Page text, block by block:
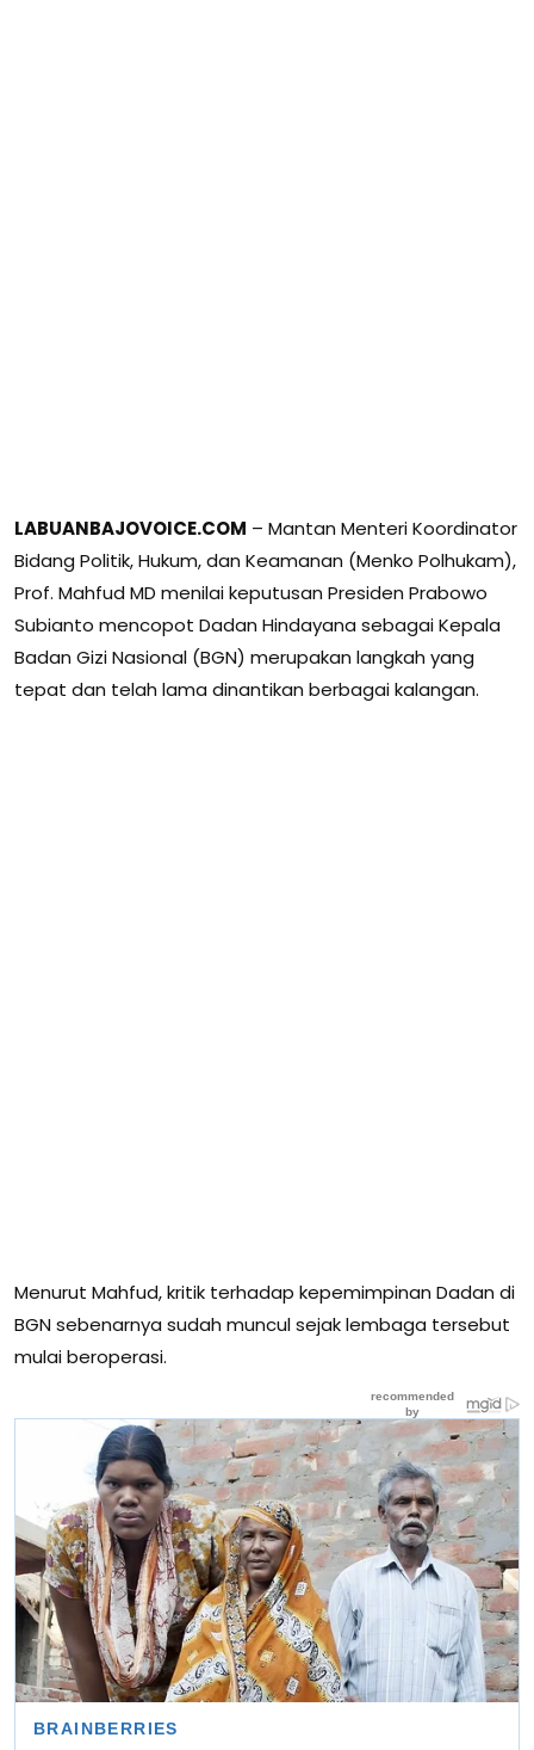
LABUANBAJOVOICE.COM – Mantan Menteri Koordinator
Bidang Politik, Hukum, dan Keamanan (Menko Polhukam),
Prof. Mahfud MD menilai keputusan Presiden Prabowo
Subianto mencopot Dadan Hindayana sebagai Kepala
Badan Gizi Nasional (BGN) merupakan langkah yang
tepat dan telah lama dinantikan berbagai kalangan.
Menurut Mahfud, kritik terhadap kepemimpinan Dadan di
BGN sebenarnya sudah muncul sejak lembaga tersebut
mulai beroperasi.